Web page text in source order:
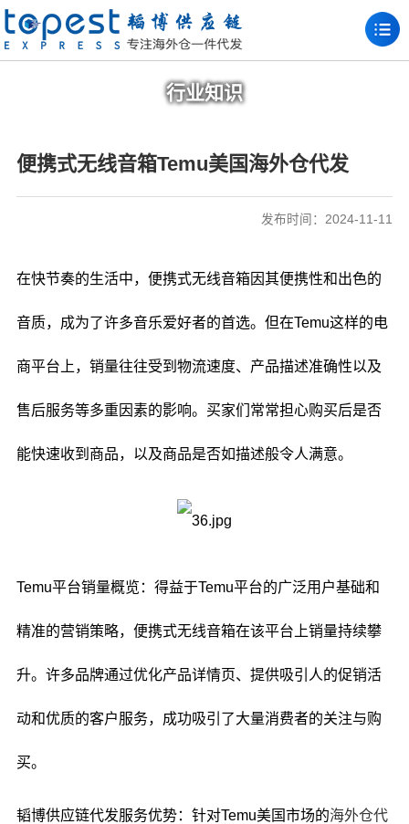
行业知识
便携式无线音箱Temu美国海外仓代发
发布时间：2024-11-11
在快节奏的生活中，便携式无线音箱因其便携性和出色的
音质，成为了许多音乐爱好者的首选。但在Temu这样的电
商平台上，销量往往受到物流速度、产品描述准确性以及
售后服务等多重因素的影响。买家们常常担心购买后是否
能快速收到商品，以及商品是否如描述般令人满意。
Temu平台销量概览：得益于Temu平台的广泛用户基础和
精准的营销策略，便携式无线音箱在该平台上销量持续攀
升。许多品牌通过优化产品详情页、提供吸引人的促销活
动和优质的客户服务，成功吸引了大量消费者的关注与购
买。
韬博供应链代发服务优势：针对Temu美国市场的海外仓代